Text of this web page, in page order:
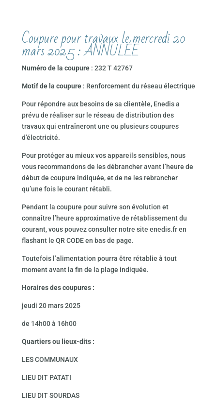
Coupure pour travaux le mercredi 20
mars 2025 : ANNULÉE
Numéro de la coupure: 232 T 42767
Motif de la coupure: Renforcement du réseau électrique
Pour répondre aux besoins de sa clientèle, Enedis a
prévu de réaliser sur le réseau de distribution des
travaux qui entraîneront une ou plusieurs coupures
d’électricité.
Pour protéger au mieux vos appareils sensibles, nous
vous recommandons de les débrancher avant l’heure de
début de coupure indiquée, et de ne les rebrancher
qu’une fois le courant rétabli.
Pendant la coupure pour suivre son évolution et
connaître l’heure approximative de rétablissement du
courant, vous pouvez consulter notre site enedis.fr en
flashant le QR CODE en bas de page.
Toutefois l’alimentation pourra être rétablie à tout
moment avant la fin de la plage indiquée.
Horaires des coupures :
jeudi 20 mars 2025
de 14h00 à 16h00
Quartiers ou lieux-dits :
LES COMMUNAUX
LIEU DIT PATATI
LIEU DIT SOURDAS